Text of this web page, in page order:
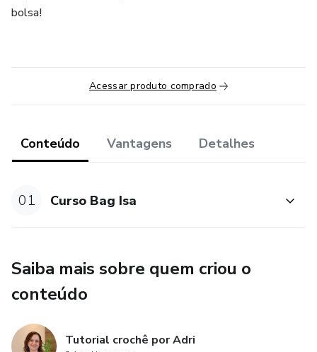
bolsa!
Acessar produto comprado
Conteúdo Vantagens Detalhes
01 Curso Bag Isa
Saiba mais sobre quem criou o
conteúdo
Tutorial crochê por Adri